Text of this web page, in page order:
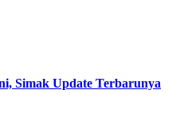
Simak Update Terbarunya